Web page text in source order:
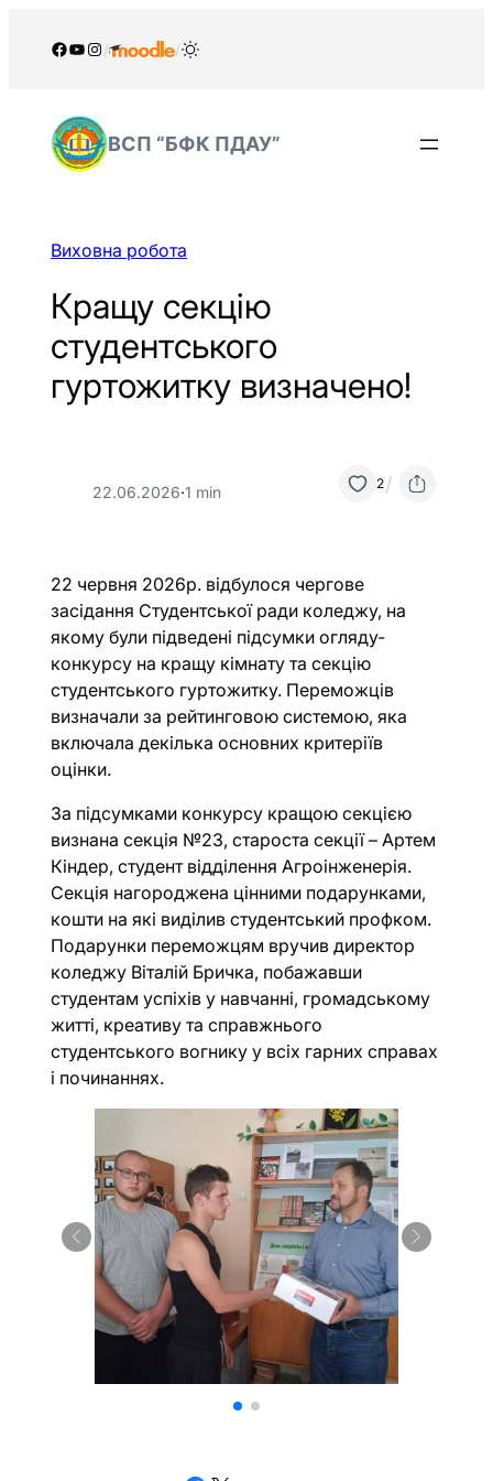
Facebook
YouTube
Instagram
/ /
ВСП “БФК ПДАУ”
Виховна робота
Кращу секцію
студентського
гуртожитку визначено!
22.06.2026·1 min 2/
22 червня 2026р. відбулося чергове
засідання Студентської ради коледжу, на
якому були підведені підсумки огляду-
конкурсу на кращу кімнату та секцію
студентського гуртожитку. Переможців
визначали за рейтинговою системою, яка
включала декілька основних критеріїв
оцінки.
За підсумками конкурсу кращою секцією
визнана секція №23, староста секції – Артем
Кіндер, студент відділення Агроінженерія.
Секція нагороджена цінними подарунками,
кошти на які виділив студентський профком.
Подарунки переможцям вручив директор
коледжу Віталій Бричка, побажавши
студентам успіхів у навчанні, громадському
житті, креативу та справжнього
студентського вогнику у всіх гарних справах
і починаннях.